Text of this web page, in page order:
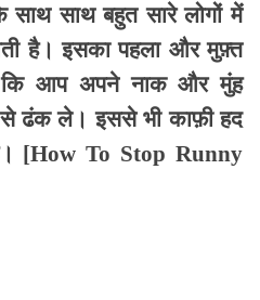
साथ बहुत सारे लोगों में
है। इसका पहला और मुफ़्त
कि आप अपने नाक और मुंह
से ढंक ले। इससे भी काफ़ी हद
[How To Stop Runny